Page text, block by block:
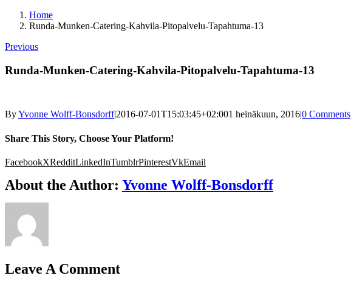
Home
Runda-Munken-Catering-Kahvila-Pitopalvelu-Tapahtuma-13
Previous
Runda-Munken-Catering-Kahvila-Pitopalvelu-Tapahtuma-13
ByYvonne Wolff-Bonsdorff|2016-07-01T15:03:45+02:001 heinäkuun, 2016|0 Comments
Share This Story, Choose Your Platform!
FacebookXRedditLinkedInTumblrPinterestVkEmail
About the Author: Yvonne Wolff-Bonsdorff
Leave A Comment